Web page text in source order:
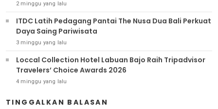
2 minggu yang lalu
ITDC Latih Pedagang Pantai The Nusa Dua Bali Perkuat
Daya Saing Pariwisata
3 minggu yang lalu
Loccal Collection Hotel Labuan Bajo Raih Tripadvisor
Travelers’ Choice Awards 2026
4 minggu yang lalu
TINGGALKAN BALASAN